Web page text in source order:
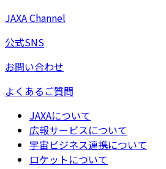
JAXA Channel
公式SNS
お問い合わせ
よくあるご質問
JAXAについて
広報サービスについて
宇宙ビジネス連携について
ロケットについて